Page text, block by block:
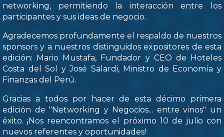
networking, permitiendo la interacción entre los
participantes y sus ideas de negocio.
Agradecemos profundamente el respaldo de nuestros
sponsors y a nuestros distinguidos expositores de esta
edición: Mario Mustafa, Fundador y CEO de Hoteles
Costa del Sol y José Salardi, Ministro de Economía y
Finanzas del Perú.
Gracias a todos por hacer de esta décimo primera
edición de "Networking y Negocios... entre vinos" un
éxito. ¡Nos reencontramos el próximo 10 de julio con
nuevos referentes y oportunidades!